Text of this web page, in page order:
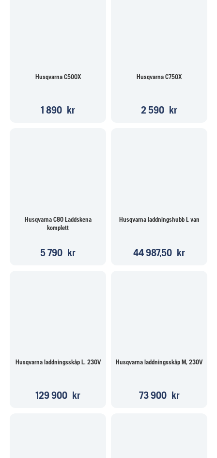
Husqvarna C500X
1 890 kr
Husqvarna C750X
2 590 kr
Husqvarna C80 Laddskena
komplett
5 790 kr
Husqvarna laddningshubb L van
44 987,50 kr
Husqvarna laddningsskåp L, 230V
129 900 kr
Husqvarna laddningsskåp M, 230V
73 900 kr